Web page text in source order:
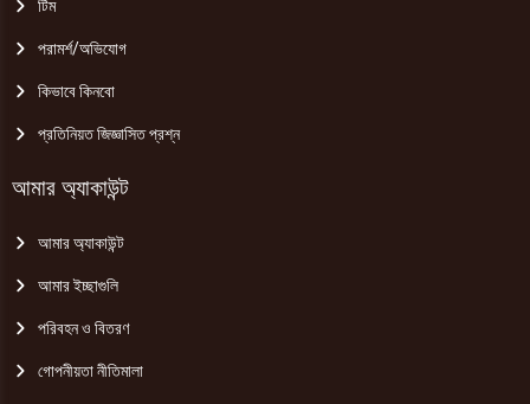
টিম
পরামর্শ/অভিযোগ
কিভাবে কিনবো
প্রতিনিয়ত জিজ্ঞাসিত প্রশ্ন
আমার অ্যাকাউন্ট
আমার অ্যাকাউন্ট
আমার ইচ্ছাগুলি
পরিবহন ও বিতরণ
গোপনীয়তা নীতিমালা